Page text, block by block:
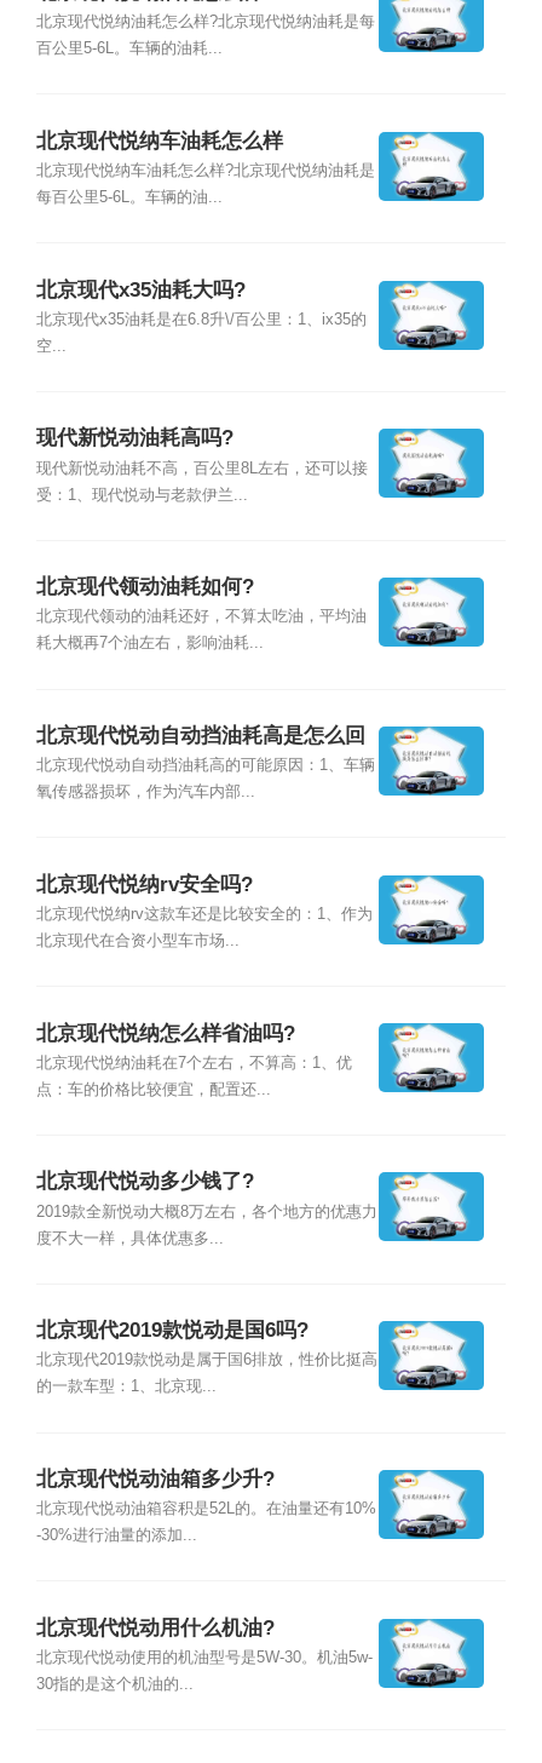
北京现代悦纳油耗怎么样?北京现代悦纳油耗是每
百公里5-6L。车辆的油耗...
北京现代悦纳车油耗怎么样
北京现代悦纳车油耗怎么样?北京现代悦纳油耗是
每百公里5-6L。车辆的油...
北京现代x35油耗大吗?
北京现代x35油耗是在6.8升\/百公里：1、ix35的
空...
现代新悦动油耗高吗?
现代新悦动油耗不高，百公里8L左右，还可以接
受：1、现代悦动与老款伊兰...
北京现代领动油耗如何?
北京现代领动的油耗还好，不算太吃油，平均油
耗大概再7个油左右，影响油耗...
北京现代悦动自动挡油耗高是怎么回
事?
北京现代悦动自动挡油耗高的可能原因：1、车辆
氧传感器损坏，作为汽车内部...
北京现代悦纳rv安全吗?
北京现代悦纳rv这款车还是比较安全的：1、作为
北京现代在合资小型车市场...
北京现代悦纳怎么样省油吗?
北京现代悦纳油耗在7个左右，不算高：1、优
点：车的价格比较便宜，配置还...
北京现代悦动多少钱了?
2019款全新悦动大概8万左右，各个地方的优惠力
度不大一样，具体优惠多...
北京现代2019款悦动是国6吗?
北京现代2019款悦动是属于国6排放，性价比挺高
的一款车型：1、北京现...
北京现代悦动油箱多少升?
北京现代悦动油箱容积是52L的。在油量还有10%
-30%进行油量的添加...
北京现代悦动用什么机油?
北京现代悦动使用的机油型号是5W-30。机油5w-
30指的是这个机油的...